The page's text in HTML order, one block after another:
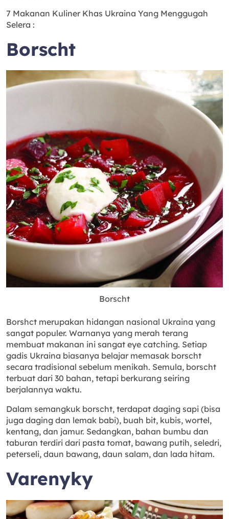
7 Makanan Kuliner Khas Ukraina Yang Menggugah
Selera :
Borscht
Borscht
Borshct merupakan hidangan nasional Ukraina yang
sangat populer. Warnanya yang merah terang
membuat makanan ini sangat eye catching. Setiap
gadis Ukraina biasanya belajar memasak borscht
secara tradisional sebelum menikah. Semula, borscht
terbuat dari 30 bahan, tetapi berkurang seiring
berjalannya waktu.
Dalam semangkuk borscht, terdapat daging sapi (bisa
juga daging dan lemak babi), buah bit, kubis, wortel,
kentang, dan jamur. Sedangkan, bahan bumbu dan
taburan terdiri dari pasta tomat, bawang putih, seledri,
peterseli, daun bawang, daun salam, dan lada hitam.
Varenyky